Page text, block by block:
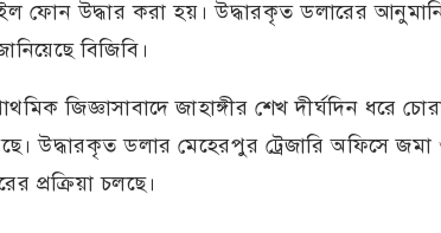
ফোন উদ্ধার করা হয়। উদ্ধারকৃত ডলারের
বিজিবি।
জিজ্ঞাসাবাদে জাহাঙ্গীর শেখ দীর্ঘদিন ধরে
উদ্ধারকৃত ডলার মেহেরপুর ট্রেজারি অফিসে
প্রক্রিয়া চলছে।